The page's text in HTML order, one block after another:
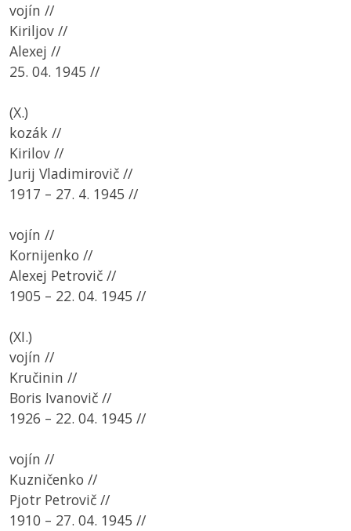
vojín //
Kiriljov //
Alexej //
25. 04. 1945 //
(X.)
kozák //
Kirilov //
Jurij Vladimirovič //
1917 – 27. 4. 1945 //
vojín //
Kornijenko //
Alexej Petrovič //
1905 – 22. 04. 1945 //
(XI.)
vojín //
Kručinin //
Boris Ivanovič //
1926 – 22. 04. 1945 //
vojín //
Kuzničenko //
Pjotr Petrovič //
1910 – 27. 04. 1945 //